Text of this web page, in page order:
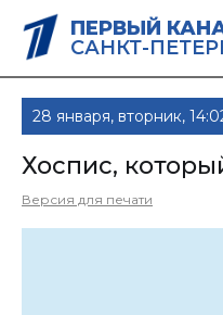
ПЕРВЫЙ
САНКТ-
28 января, вторник,
Хоспис,
Версия для печати